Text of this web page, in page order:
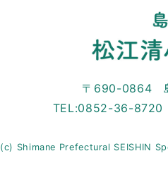
〒690-0864
TEL:0852-36-8720
(c) Shimane Prefectural SEISHIN